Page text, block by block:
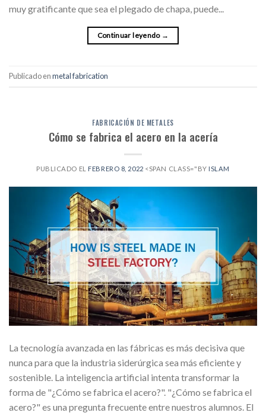
muy gratificante que sea el plegado de chapa, puede...
Continuar leyendo →
Publicado enmetal fabrication
FABRICACIÓN DE METALES
Cómo se fabrica el acero en la acería
PUBLICADO EL FEBRERO 8, 2022 <SPAN CLASS="BY ISLAM
La tecnología avanzada en las fábricas es más decisiva que
nunca para que la industria siderúrgica sea más eficiente y
sostenible. La inteligencia artificial intenta transformar la
forma de "¿Cómo se fabrica el acero?". "¿Cómo se fabrica el
acero?" es una pregunta frecuente entre nuestros alumnos. El